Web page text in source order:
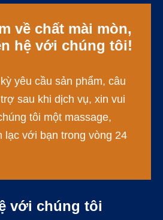
về chất mài mòn,
hệ với chúng tôi!
yêu cầu sản phẩm, câu
sau khi dịch vụ, xin vui
tôi một massage,
lạc với bạn trong vòng 24
với chúng tôi